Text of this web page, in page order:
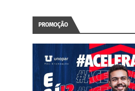
PROMOÇÃO